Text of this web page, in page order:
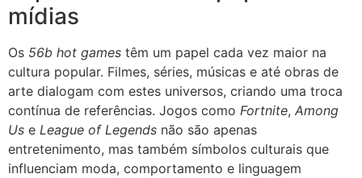
mídias
Os 56b hot games têm um papel cada vez maior na
cultura popular. Filmes, séries, músicas e até obras de
arte dialogam com estes universos, criando uma troca
contínua de referências. Jogos como Fortnite, Among
Us e League of Legends não são apenas
entretenimento, mas também símbolos culturais que
influenciam moda, comportamento e linguagem